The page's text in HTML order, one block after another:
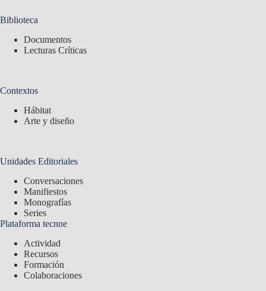
Biblioteca
Documentos
Lecturas Críticas
Contextos
Hábitat
Arte y diseño
Unidades Editoriales
Conversaciones
Manifiestos
Monografías
Series
Plataforma tecnne
Actividad
Recursos
Formación
Colaboraciones